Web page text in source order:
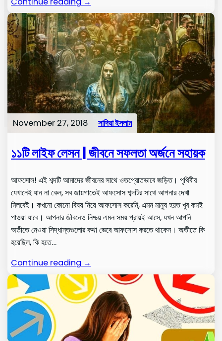
November 27, 2018 সাদিয়া ইসলাম
১১টি লাইফ লেসন | জীবনে সফলতা অর্জনে সহায়ক
আফসোস! এই শব্দটি আমাদের জীবনের সাথে ওতপ্রোতভাবে জড়িত। পৃথিবীর
যেখানেই যান না কেন, সব জায়গাতেই আফসোস শব্দটির সাথে আপনার দেখা
মিলবেই। কখনো কোনো বিষয় নিয়ে আফসোস করেনি, এমন মানুষ হয়ত খুব কমই
পাওয়া যাবে। আপনার জীবনেও নিশ্চয় এমন সময় প্রায়ই আসে, যখন আপনি
অতীতে নেওয়া সিদ্ধান্তগুলোর কথা ভেবে আফসোস করতে থাকেন। অতীতে কি
হয়েছিল, কি হতে…
Continue reading →